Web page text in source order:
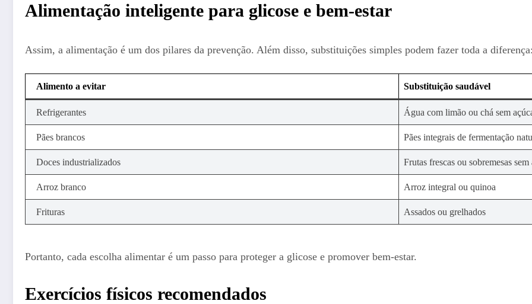
Alimentação inteligente para glicose e bem-estar
Assim, a alimentação é um dos pilares da prevenção. Além disso, substituições simples podem fazer toda a diferença:
Alimento a evitar Substituição saudável
Refrigerantes Água com limão ou chá sem
Pães brancos Pães integrais de fermentação
Doces industrializados Frutas frescas ou sobremesas sem
Arroz branco Arroz integral ou quinoa
Frituras Assados ou grelhados
Portanto, cada escolha alimentar é um passo para proteger a glicose e promover bem-estar.
Exercícios físicos recomendados